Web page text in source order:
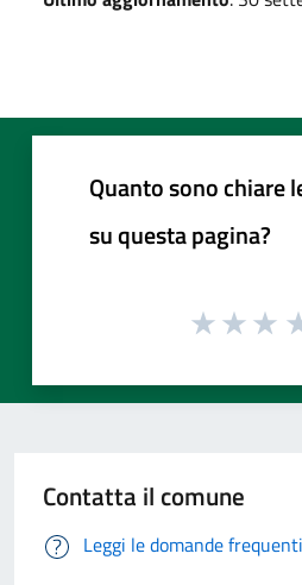
Quanto sono chiare
su questa pagina?
Contatta il comune
Leggi le domande frequenti